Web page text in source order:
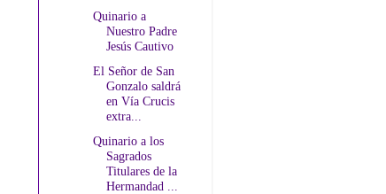
Quinario a
Nuestro Padre
Jesús Cautivo
El Señor de San
Gonzalo saldrá
en Vía Crucis
extra...
Quinario a los
Sagrados
Titulares de la
Hermandad ...